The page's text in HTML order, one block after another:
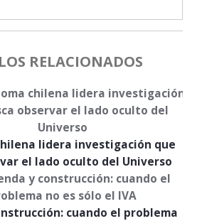
RELACIONADOS
lidera investigación que
el lado oculto del Universo
cuando el problema